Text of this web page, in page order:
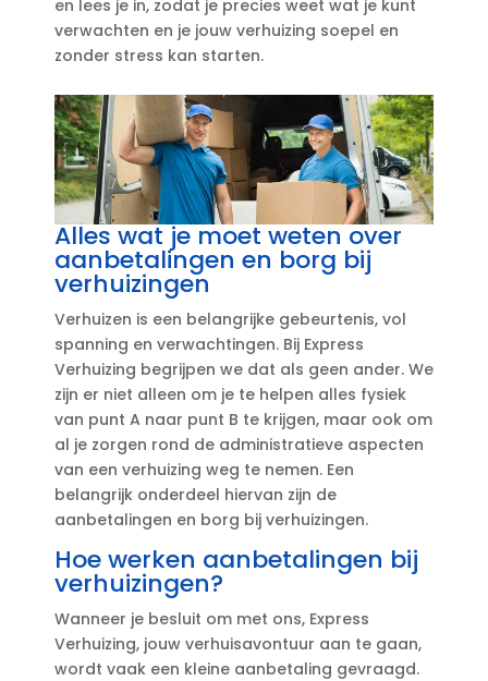
en lees je in, zodat je precies weet wat je kunt
verwachten en je jouw verhuizing soepel en
zonder stress kan starten.​
Alles wat je moet weten over
aanbetalingen en borg bij
verhuizingen
Verhuizen is een belangrijke gebeurtenis, vol
spanning en verwachtingen.​ Bij Express
Verhuizing begrijpen we dat als geen ander.​ We
zijn er niet alleen om je te helpen alles fysiek
van punt A naar punt B te krijgen, maar ook om
al je zorgen rond de administratieve aspecten
van een verhuizing weg te nemen.​ Een
belangrijk onderdeel hiervan zijn de
aanbetalingen en borg bij verhuizingen.​
Hoe werken aanbetalingen bij
verhuizingen?
Wanneer je besluit om met ons, Express
Verhuizing, jouw verhuisavontuur aan te gaan,
wordt vaak een kleine aanbetaling gevraagd.​